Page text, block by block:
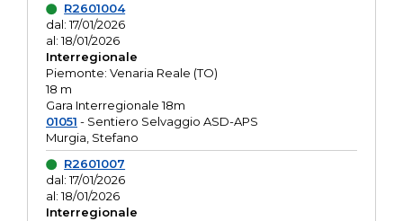
R2601004
dal: 17/01/2026
al: 18/01/2026
Interregionale
Piemonte: Venaria Reale (TO)
18 m
Gara Interregionale 18m
01051 - Sentiero Selvaggio ASD-APS
Murgia, Stefano
R2601007
dal: 17/01/2026
al: 18/01/2026
Interregionale